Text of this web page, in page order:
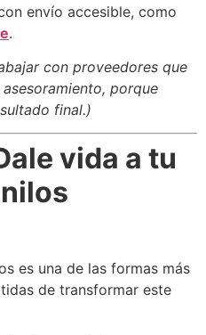
envío accesible, como
.
con proveedores que
porque
final.)
vida a tu
es una de las formas más
de transformar este